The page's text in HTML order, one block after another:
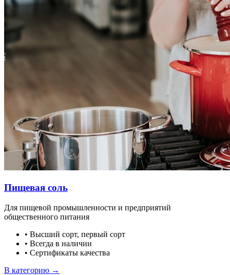
Пищевая соль
Для пищевой промышленности и предприятий
общественного питания
• Высший сорт, первый сорт
• Всегда в наличии
• Сертификаты качества
В категорию →